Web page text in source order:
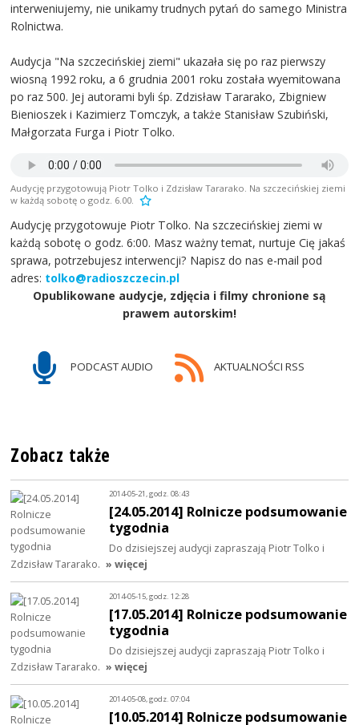
interweniujemy, nie unikamy trudnych pytań do samego Ministra
Rolnictwa.
Audycja "Na szczecińskiej ziemi" ukazała się po raz pierwszy
wiosną 1992 roku, a 6 grudnia 2001 roku została wyemitowana
po raz 500. Jej autorami byli śp. Zdzisław Tararako, Zbigniew
Bienioszek i Kazimierz Tomczyk, a także Stanisław Szubiński,
Małgorzata Furga i Piotr Tolko.
Audycję przygotowują Piotr Tolko i Zdzisław Tararako. Na szczecińskiej ziemi
w każdą sobotę o godz. 6.00.
Audycję przygotowuje Piotr Tolko. Na szczecińskiej ziemi w
każdą sobotę o godz. 6:00. Masz ważny temat, nurtuje Cię jakaś
sprawa, potrzebujesz interwencji? Napisz do nas e-mail pod
adres: tolko@radioszczecin.pl
Opublikowane audycje, zdjęcia i filmy chronione są
prawem autorskim!
PODCAST AUDIO AKTUALNOŚCI RSS
Zobacz także
2014-05-21, godz. 08:43
[24.05.2014] Rolnicze podsumowanie
tygodnia
Do dzisiejszej audycji zapraszają Piotr Tolko i
Zdzisław Tararako. » więcej
2014-05-15, godz. 12:28
[17.05.2014] Rolnicze podsumowanie
tygodnia
Do dzisiejszej audycji zapraszają Piotr Tolko i
Zdzisław Tararako. » więcej
2014-05-08, godz. 07:04
[10.05.2014] Rolnicze podsumowanie